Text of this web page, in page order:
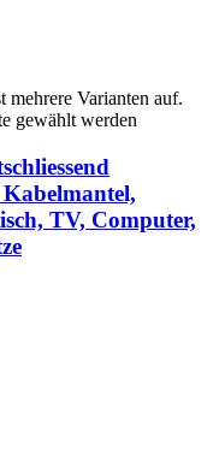
mehrere Varianten auf.
gewählt werden
TV, Computer,